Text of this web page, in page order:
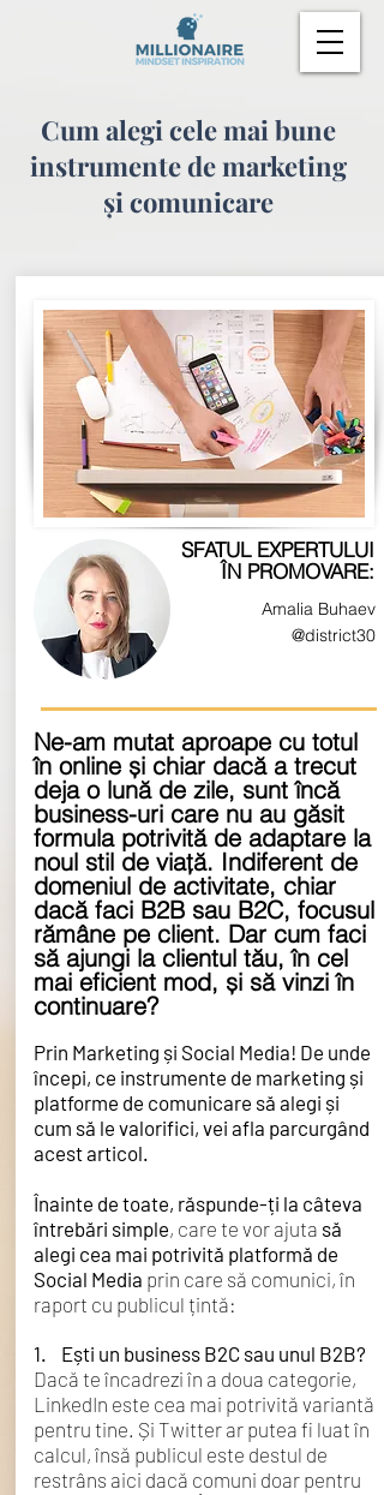
Cum alegi cele mai bune
instrumente de marketing
și comunicare
Amalia Buhaev
@district30
SFATUL EXPERTULUI
ÎN PROMOVARE:
Ne-am mutat aproape cu totul
în online și chiar dacă a trecut
deja o lună de zile, sunt încă
business-uri care nu au găsit
formula potrivită de adaptare la
noul stil de viață. Indiferent de
domeniul de activitate, chiar
dacă faci B2B sau B2C, focusul
rămâne pe client. Dar cum faci
să ajungi la clientul tău, în cel
mai eficient mod, și să vinzi în
continuare?
Prin Marketing și Social Media! De unde
începi, ce instrumente de marketing și
platforme de comunicare să alegi și
cum să le valorifici, vei afla parcurgând
acest articol.
Înainte de toate, răspunde-ți la câteva
întrebări simple, care te vor ajuta să
alegi cea mai potrivită platformă de
Social Media prin care să comunici, în
raport cu publicul țintă:
1. Ești un business B2C sau unul B2B?
Dacă te încadrezi în a doua categorie,
LinkedIn este cea mai potrivită variantă
pentru tine. Și Twitter ar putea fi luat în
calcul, însă publicul este destul de
restrâns aici dacă comuni doar pentru